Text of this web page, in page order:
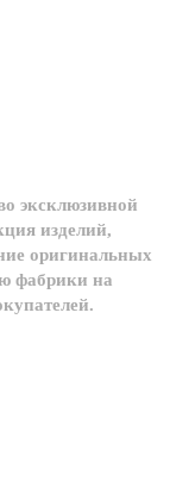
эксклюзивной
изделий,
оригинальных
фабрики на